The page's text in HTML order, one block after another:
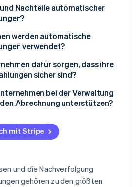
Sessions 2026
ansehen
Nachteile automatischer
werden automatische
verwendet?
(SaaS)dafür sorgen, dass ihre
sicher sind?
DSS-Anforderungen
Zahlungsdienstleister
Authentifizierung verwenden
bei der Verwaltung
Abrechnung unterstützen?
mit Stripe
und die Nachverfolgung
gehören zu den größten